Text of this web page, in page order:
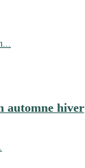
automne hiver